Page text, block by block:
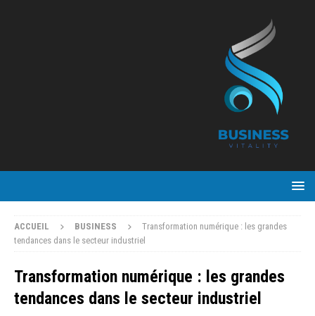
ACCUEIL BUSINESS
Transformation numérique : les grandes
tendances dans le secteur industriel
Transformation numérique : les grandes
tendances dans le secteur industriel